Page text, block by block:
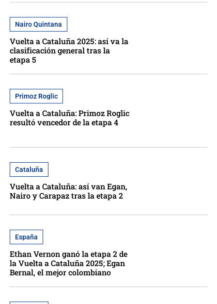
Nairo Quintana
Vuelta a Cataluña 2025: así va la
clasificación general tras la
etapa 5
Primoz Roglic
Vuelta a Cataluña: Primoz Roglic
resultó vencedor de la etapa 4
Cataluña
Vuelta a Cataluña: así van Egan,
Nairo y Carapaz tras la etapa 2
España
Ethan Vernon ganó la etapa 2 de
la Vuelta a Cataluña 2025; Egan
Bernal, el mejor colombiano